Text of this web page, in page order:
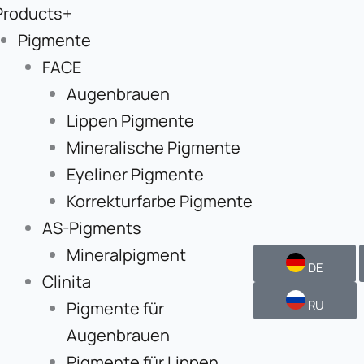
Pigmente
FACE
Augenbrauen
Lippen Pigmente
Mineralische Pigmente
Eyeliner Pigmente
Korrekturfarbe Pigmente
AS-Pigments
Mineralpigment
Clinita
Pigmente für
Augenbrauen
DE
RU